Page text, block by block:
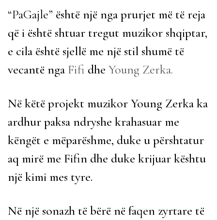
“PaGajle” është një nga prurjet më të reja
që i është shtuar tregut muzikor shqiptar,
e cila është sjellë me një stil shumë të
vecantë nga Fifi dhe Young Zerka.
Në këtë projekt muzikor Young Zerka ka
ardhur paksa ndryshe krahasuar me
këngët e mëparëshme, duke u përshtatur
aq mirë me Fifin dhe duke krijuar kështu
një kimi mes tyre.
Në një sonazh të bërë në faqen zyrtare të